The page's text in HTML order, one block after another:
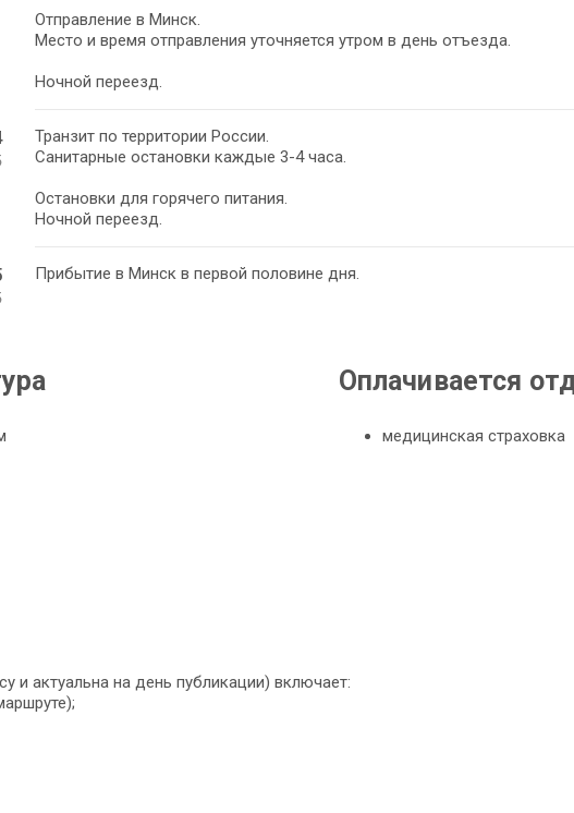
Отправление в Минск.
Место и время отправления уточняется утром в день отъезда.
Ночной переезд.
Транзит по территории России.
Санитарные остановки каждые 3-4 часа.
Остановки для горячего питания.
Ночной переезд.
Прибытие в Минск в первой половине дня.
Оплачивается
медицинская страховка
и актуальна на день публикации) включает: